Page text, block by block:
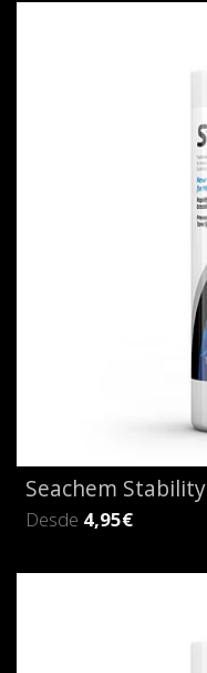
Seachem Stability
Desde 4,95€